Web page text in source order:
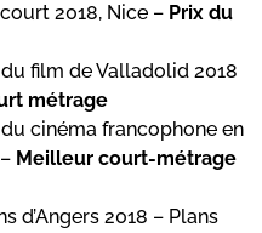
2018, Nice – Prix du
film de Valladolid 2018
métrage
cinéma francophone en
Meilleur court-métrage
d’Angers 2018 – Plans